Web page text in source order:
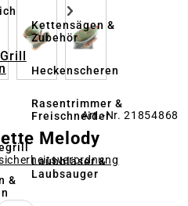
&
Kettensägen &
Zubehör
Heckenscheren
Rasentrimmer &
Freischneider
Laubbläser &
Laubsauger
Art.-Nr. 21854868
Melody